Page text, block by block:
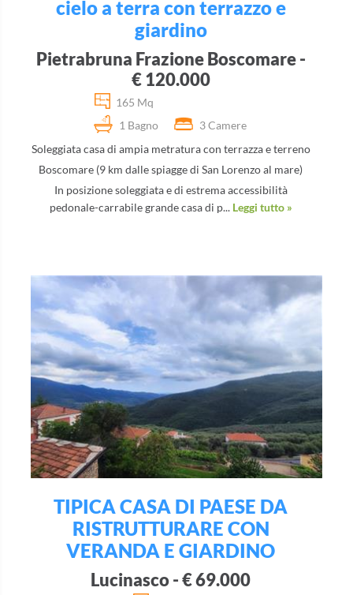
cielo a terra con terrazzo e
giardino
Pietrabruna Frazione Boscomare -
€ 120.000
165 Mq
1 Bagno
3 Camere
Soleggiata casa di ampia metratura con terrazza e terreno
Boscomare (9 km dalle spiagge di San Lorenzo al mare)
In posizione soleggiata e di estrema accessibilità
pedonale-carrabile grande casa di p... Leggi tutto »
TIPICA CASA DI PAESE DA
RISTRUTTURARE CON
VERANDA E GIARDINO
Lucinasco - € 69.000